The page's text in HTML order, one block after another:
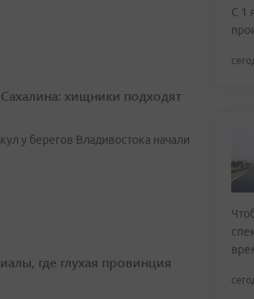
хищники подходят
у берегов Владивостока начали
где глухая провинция
С 1